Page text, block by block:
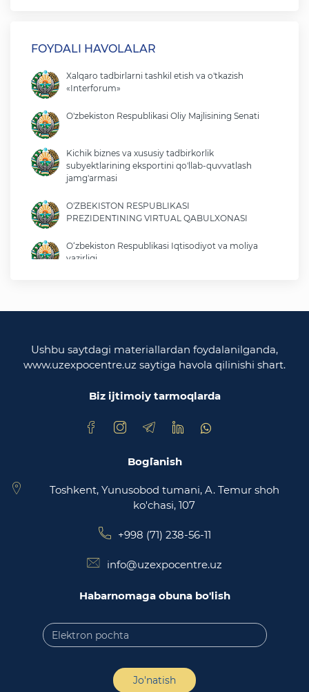
FOYDALI HAVOLALAR
Xalqaro tadbirlarni tashkil etish va o'tkazish
«Interforum»
O'zbekiston Respublikasi Oliy Majlisining Senati
Kichik biznes va xususiy tadbirkorlik
subyektlarining eksportini qo'llab-quvvatlash
jamg'armasi
O'ZBEKISTON RESPUBLIKASI
PREZIDENTINING VIRTUAL QABULXONASI
O‘zbekiston Respublikasi Iqtisodiyot va moliya
vazirligi
O‘zbekiston Respublikasi Adliya vazirligi
Trade Uzbekistan milliy eksportbop savdo
Ushbu saytdagi materiallardan foydalanilganda,
www.uzexpocentre.uz saytiga havola qilinishi shart.
Biz ijtimoiy tarmoqlarda
Bog`lanish
Toshkent, Yunusobod tumani, A. Temur shoh
ko'chasi, 107
+998 (71) 238-56-11
info@uzexpocentre.uz
Habarnomaga obuna bo'lish
Jo'natish